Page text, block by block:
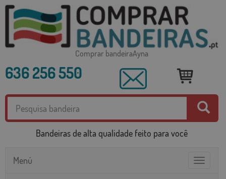
Comprar bandeiraAyna
636 256 550
Bandeiras de alta qualidade feito para você
Toggle
Menú